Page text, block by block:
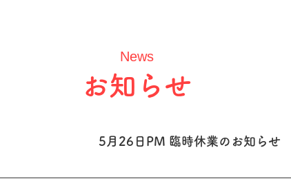
News
​お知らせ
5月26日PM 臨時休業のお知らせ